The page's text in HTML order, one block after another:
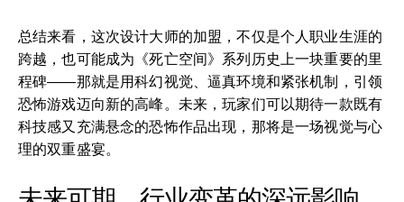
总结来看，这次设计大师的加盟，不仅是个人职业生涯的
跨越，也可能成为《死亡空间》系列历史上一块重要的里
程碑——那就是用科幻视觉、逼真环境和紧张机制，引领
恐怖游戏迈向新的高峰。未来，玩家们可以期待一款既有
科技感又充满悬念的恐怖作品出现，那将是一场视觉与心
理的双重盛宴。